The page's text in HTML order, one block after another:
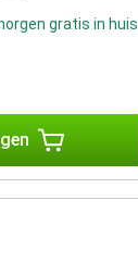
gratis in huis